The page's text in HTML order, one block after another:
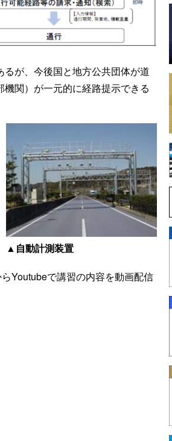
が、今後国と地方公共団体が道
関）が一元的に経路提示できる
▲自動計測装置
Youtubeで講習の内容を動画配信